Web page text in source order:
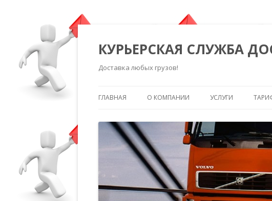
КУРЬЕРСКАЯ СЛУЖБА
Доставка любых грузов!
ГЛАВНАЯ О КОМПАНИИ УСЛУГИ